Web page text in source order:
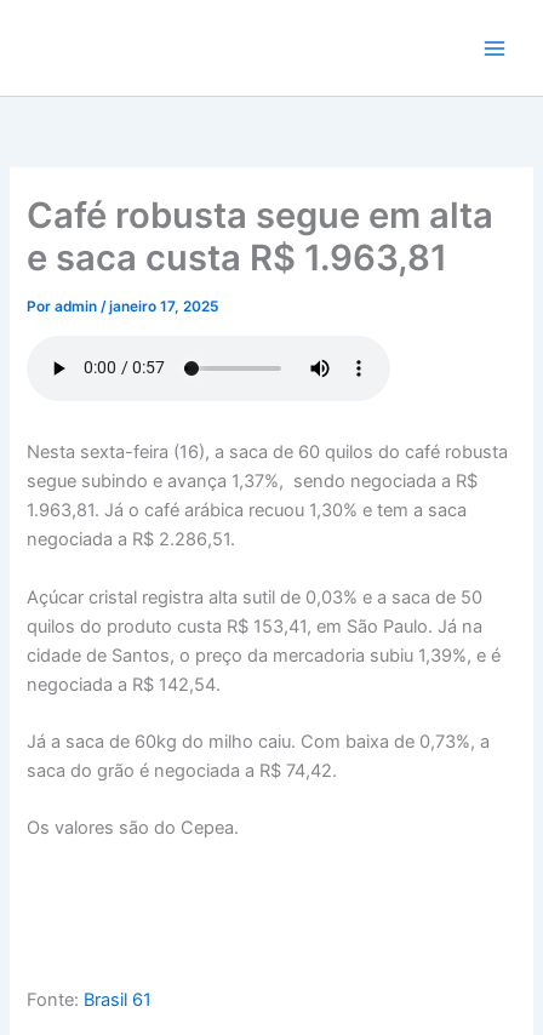
conteúdo
Café robusta segue em alta
e saca custa R$ 1.963,81
Poradmin/janeiro 17, 2025
Nesta sexta-feira (16), a saca de 60 quilos do café robusta
segue subindo e avança 1,37%, sendo negociada a R$
1.963,81. Já o café arábica recuou 1,30% e tem a saca
negociada a R$ 2.286,51.
Açúcar cristal registra alta sutil de 0,03% e a saca de 50
quilos do produto custa R$ 153,41, em São Paulo. Já na
cidade de Santos, o preço da mercadoria subiu 1,39%, e é
negociada a R$ 142,54.
Já a saca de 60kg do milho caiu. Com baixa de 0,73%, a
saca do grão é negociada a R$ 74,42.
Os valores são do Cepea.
Fonte: Brasil 61